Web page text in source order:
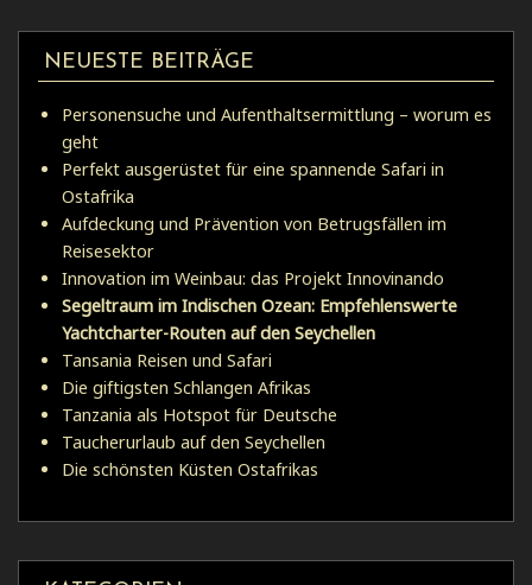
NEUESTE BEITRÄGE
Personensuche und Aufenthaltsermittlung – worum es
geht
Perfekt ausgerüstet für eine spannende Safari in
Ostafrika
Aufdeckung und Prävention von Betrugsfällen im
Reisesektor
Innovation im Weinbau: das Projekt Innovinando
Segeltraum im Indischen Ozean: Empfehlenswerte
Yachtcharter-Routen auf den Seychellen
Tansania Reisen und Safari
Die giftigsten Schlangen Afrikas
Tanzania als Hotspot für Deutsche
Taucherurlaub auf den Seychellen
Die schönsten Küsten Ostafrikas